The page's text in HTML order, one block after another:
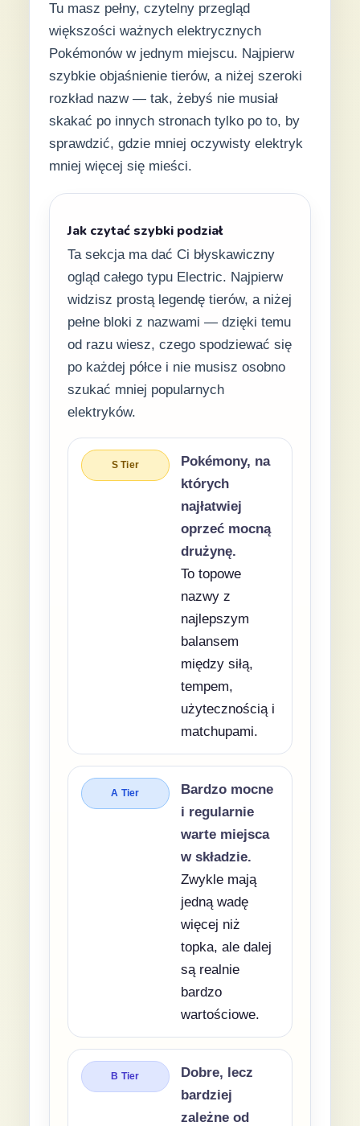
Tu masz pełny, czytelny przegląd
większości ważnych elektrycznych
Pokémonów w jednym miejscu. Najpierw
szybkie objaśnienie tierów, a niżej szeroki
rozkład nazw — tak, żebyś nie musiał
skakać po innych stronach tylko po to, by
sprawdzić, gdzie mniej oczywisty elektryk
mniej więcej się mieści.
Jak czytać szybki podział
Ta sekcja ma dać Ci błyskawiczny
ogląd całego typu Electric. Najpierw
widzisz prostą legendę tierów, a niżej
pełne bloki z nazwami — dzięki temu
od razu wiesz, czego spodziewać się
po każdej półce i nie musisz osobno
szukać mniej popularnych
elektryków.
S Tier
Pokémony, na
których
najłatwiej
oprzeć mocną
drużynę.
To topowe
nazwy z
najlepszym
balansem
między siłą,
tempem,
użytecznością i
matchupami.
A Tier
Bardzo mocne
i regularnie
warte miejsca
w składzie.
Zwykle mają
jedną wadę
więcej niż
topka, ale dalej
są realnie
bardzo
wartościowe.
B Tier
Dobre, lecz
bardziej
zależne od